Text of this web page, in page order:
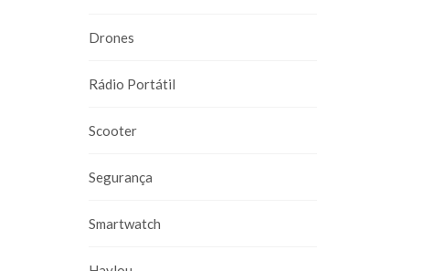
Drones
Rádio Portátil
Scooter
Segurança
Smartwatch